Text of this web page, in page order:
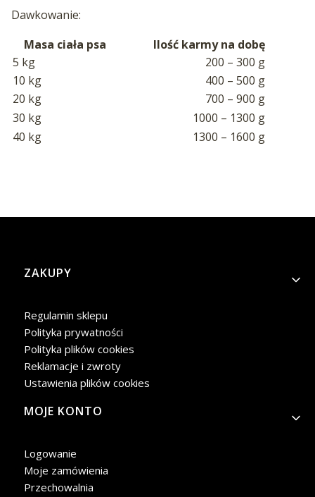
Dawkowanie:
Masa ciała psa
Ilość karmy na dobę
5 kg
200 – 300 g
10 kg
400 – 500 g
20 kg
700 – 900 g
30 kg
1000 – 1300 g
40 kg
1300 – 1600 g
Linki w stopce
ZAKUPY
Regulamin sklepu
Polityka prywatności
Polityka plików cookies
Reklamacje i zwroty
Ustawienia plików cookies
MOJE KONTO
Logowanie
Moje zamówienia
Przechowalnia